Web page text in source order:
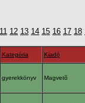
11 12 13 14 15 16 17 18
Kategória Kiadó
gyerekkönyv Magvetõ